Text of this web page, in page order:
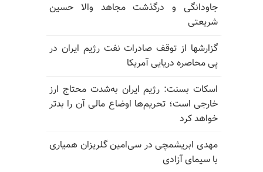
جاودانگی و درگذشت مجاهد والا حسین
شریعتی
گزارشها از توقف صادرات نفت رژیم ایران در
پی محاصره دریایی آمریکا
اسکات بسنت: رژیم ایران به‌شدت محتاج ارز
خارجی است؛ تحریم‌ها اوضاع مالی آن را بدتر
خواهد کرد
مهدی ابریشمچی در سی‌امین گلریزان همیاری
با سیمای آزادی